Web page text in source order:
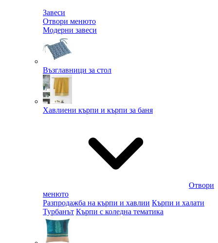
Завеси
Отвори менюто
Модерни завеси
Възглавници за стол
Хавлиени кърпи и кърпи за баня
Отвори
менюто
Разпродажба на кърпи и хавлии Кърпи и халати
Турбанът Кърпи с коледна тематика